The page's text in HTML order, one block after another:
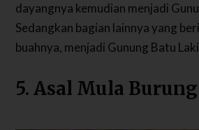
dayangnya kemudian menjadi
Sedangkan bagian lainnya yang
buahnya, menjadi Gunung Batu
5. Asal Mula